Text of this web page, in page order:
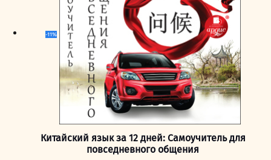
-11%
Китайский язык за 12 дней: Самоучитель для
повседневного общения